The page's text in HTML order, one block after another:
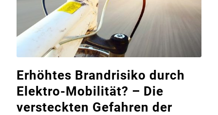
Erhöhtes Brandrisiko durch
Elektro-Mobilität? – Die
versteckten Gefahren der